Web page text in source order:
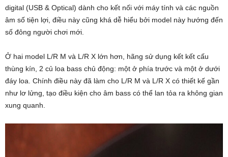
digital (USB & Optical) dành cho kết nối với máy tính và các nguồn
âm số tiện lợi, điều này cũng khá dễ hiểu bởi model này hướng đến
số đông người chơi mới.
Ở hai model L/R M và L/R X lớn hơn, hãng sử dụng kết kết cấu
thùng kín, 2 củ loa bass chủ động: một ở phía trước và một ở dưới
đáy loa. Chính điều này đã làm cho L/R M và L/R X có thiết kế gần
như lơ lửng, tạo điều kiện cho âm bass có thể lan tỏa ra không gian
xung quanh.